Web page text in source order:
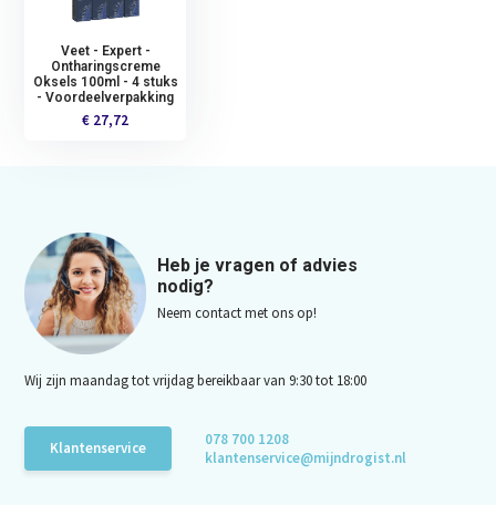
Veet - Expert -
Ontharingscreme
Oksels 100ml - 4 stuks
- Voordeelverpakking
€ 27,72
Heb je vragen of advies
nodig?
Neem contact met ons op!
Wij zijn maandag tot vrijdag bereikbaar van 9:30 tot 18:00
Klantenservice
078 700 1208
klantenservice@mijndrogist.nl